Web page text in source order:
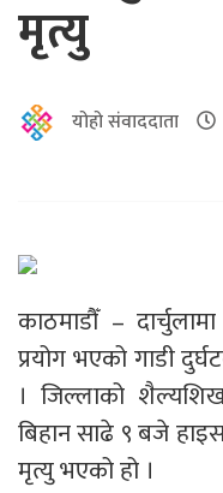
मृत्यु
योहो संवाददाता
काठमाडौँ –
प्रयोग भएको गाडी
। जिल्लाको
बिहान साढे ९ बजे
मृत्यु भएको हो ।